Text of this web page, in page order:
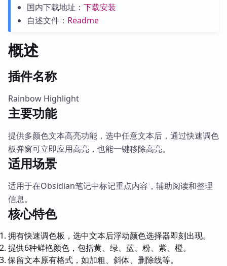
国内下载地址： 下载安装
自述文件： Readme
概述
插件名称
Rainbow Highlight
主要功能
提供多颜色文本高亮功能，选中任意文本后，通过快速调色
板弹窗可立即应用高亮，也能一键移除高亮。
适用场景
适用于在Obsidian笔记中标记重点内容，辅助阅读和整理
信息。
核心特色
拥有快速调色板，选中文本后浮动颜色选择器即刻出现。
提供6种鲜艳颜色，包括黄、绿、蓝、粉、紫、橙。
保留文本原有格式，如加粗、斜体、删除线等。